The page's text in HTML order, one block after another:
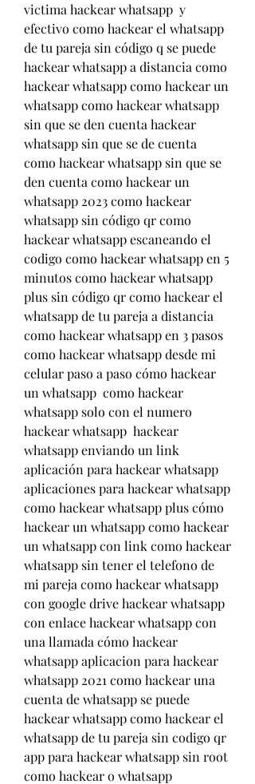
victima hackear whatsapp  y
efectivo como hackear el whatsapp
de tu pareja sin código q se puede
hackear whatsapp a distancia como
hackear whatsapp como hackear un
whatsapp como hackear whatsapp
sin que se den cuenta hackear
whatsapp sin que se de cuenta
como hackear whatsapp sin que se
den cuenta como hackear un
whatsapp 2023 como hackear
whatsapp sin código qr como
hackear whatsapp escaneando el
codigo como hackear whatsapp en 5
minutos como hackear whatsapp
plus sin código qr como hackear el
whatsapp de tu pareja a distancia
como hackear whatsapp en 3 pasos
como hackear whatsapp desde mi
celular paso a paso cómo hackear
un whatsapp  como hackear
whatsapp solo con el numero
hackear whatsapp  hackear
whatsapp enviando un link
aplicación para hackear whatsapp
aplicaciones para hackear whatsapp
como hackear whatsapp plus cómo
hackear un whatsapp como hackear
un whatsapp con link como hackear
whatsapp sin tener el telefono de
mi pareja como hackear whatsapp
con google drive hackear whatsapp
con enlace hackear whatsapp con
una llamada cómo hackear
whatsapp aplicacion para hackear
whatsapp 2021 como hackear una
cuenta de whatsapp se puede
hackear whatsapp como hackear el
whatsapp de tu pareja sin codigo qr
app para hackear whatsapp sin root
como hackear o whatsapp